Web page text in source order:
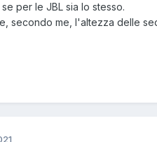
per le JBL sia lo stesso.
secondo me, l'altezza delle